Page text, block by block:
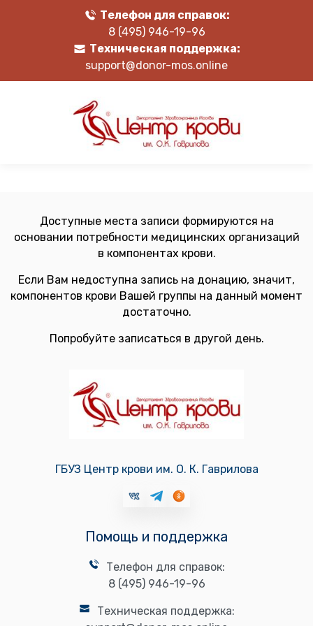
Телефон для справок:
8 (495) 946-19-96
Техническая поддержка:
support@donor-mos.online
Доступные места записи формируются на
основании потребности медицинских организаций
в компонентах крови.
Если Вам недоступна запись на донацию, значит,
компонентов крови Вашей группы на данный момент
достаточно.
Попробуйте записаться в другой день.
ГБУЗ Центр крови им. О. К. Гаврилова
Помощь и поддержка
Телефон для справок:
8 (495) 946-19-96
Техническая поддержка: